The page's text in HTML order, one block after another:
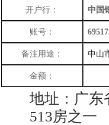
开户行： 中国
账号：
备注用途： 中山
金额：
地址：广东
513房之一